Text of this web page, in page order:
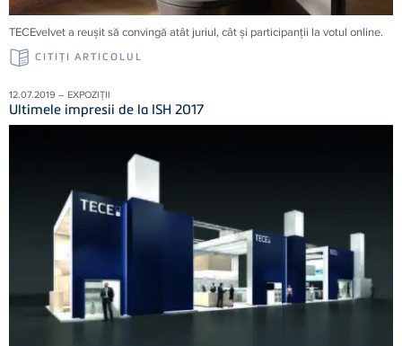
TECEvelvet a reușit să convingă atât juriul, cât și participanții la votul online.
CITIŢI ARTICOLUL
12.07.2019 – EXPOZIȚII
Ultimele impresii de la ISH 2017